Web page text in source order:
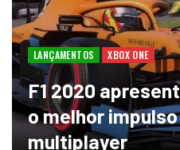
LANÇAMENTOS XBOX ONE
F1 2020
o melhor
multiplayer